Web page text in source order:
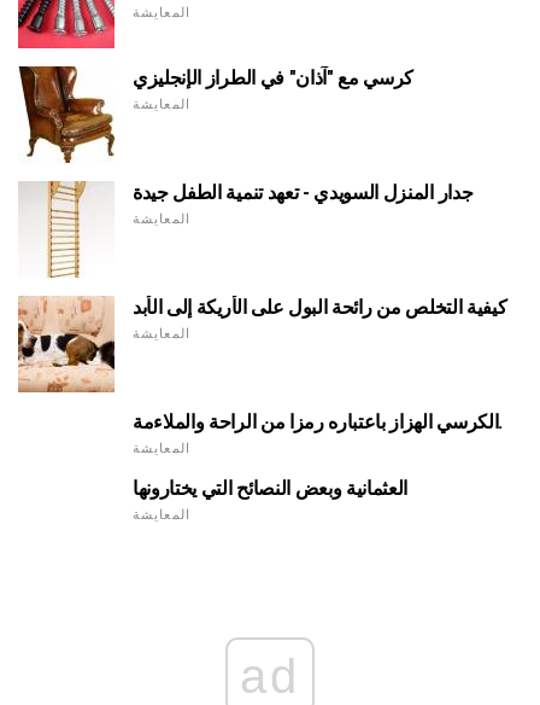
المعايشة
كرسي مع "آذان" في الطراز الإنجليزي
المعايشة
جدار المنزل السويدي - تعهد تنمية الطفل جيدة
المعايشة
كيفية التخلص من رائحة البول على الأريكة إلى الأبد
المعايشة
الكرسي الهزاز باعتباره رمزا من الراحة والملاءمة.
المعايشة
العثمانية وبعض النصائح التي يختارونها
المعايشة
ad